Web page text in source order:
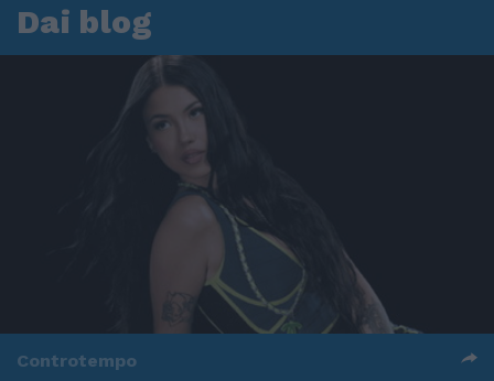
Dai blog
Controtempo